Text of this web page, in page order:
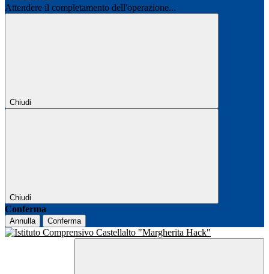
Attendere il completamento dell'operazione...
Chiudi
Chiudi
Conferma
Annulla Conferma